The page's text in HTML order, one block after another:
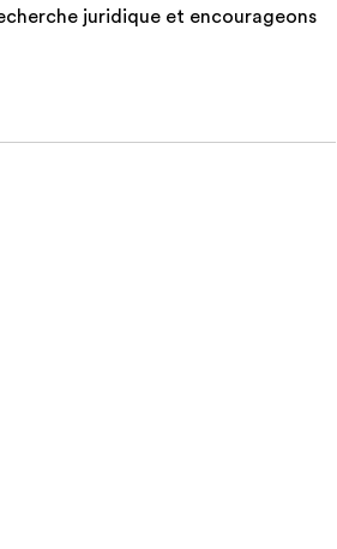
juridique et encourageons